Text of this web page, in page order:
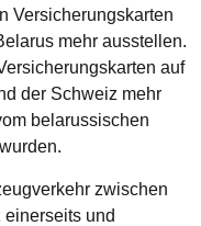
Versicherungskarten
mehr ausstellen.
auf
der Schweiz mehr
belarussischen
zwischen
und